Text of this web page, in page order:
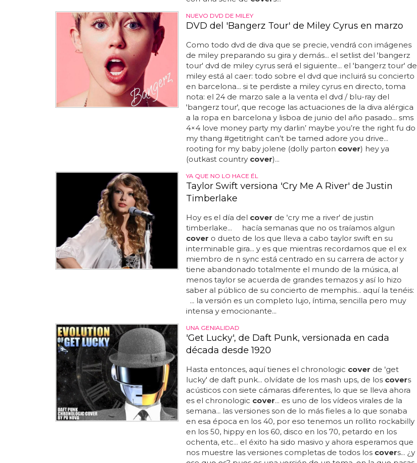
NUEVO DVD DE MILEY
DVD del 'Bangerz Tour' de Miley Cyrus en marzo
Como todo dvd de diva que se precie, vendrá con imágenes
de miley preparando su gira y demás... el setlist del 'bangerz
tour' dvd de miley cyrus será el siguiente... el 'bangerz tour' de
miley está al caer: todo sobre el dvd que incluirá su concierto
en barcelona... si te perdiste a miley cyrus en directo, toma
nota: el 24 de marzo sale a la venta el dvd / blu-ray del
'bangerz tour', que recoge las actuaciones de la diva alérgica
a la ropa en barcelona y lisboa de junio del año pasado... sms
4×4 love money party my darlin’ maybe you’re the right fu do
my thang #getitright can’t be tamed adore you drive...
rooting for my baby jolene (dolly parton cover) hey ya
(outkast country cover)...
YA QUE NO LO HACE ÉL
Taylor Swift versiona 'Cry Me A River' de Justin
Timberlake
Hoy es el día del cover de 'cry me a river' de justin
timberlake... hacía semanas que no os traíamos algun
cover o dueto de los que lleva a cabo taylor swift en su
interminable gira... y es que mientras recordamos que el ex
miembro de n sync está centrado en su carrera de actor y
tiene abandonado totalmente el mundo de la música, al
menos taylor se acuerda de grandes temazos y así lo hizo
saber al público de su concierto de memphis... aquí la tenéis:
... la versión es un completo lujo, íntima, sencilla pero muy
intensa y emocionante...
UNA GENIALIDAD
'Get Lucky', de Daft Punk, versionada en cada
década desde 1920
Hasta entonces, aquí tienes el chronologic cover de 'get
lucky' de daft punk... olvídate de los mash ups, de los covers
acústicos con siete cámaras diferentes, lo que se lleva ahora
es el chronologic cover... es uno de los vídeos virales de la
semana... las versiones son de lo más fieles a lo que sonaba
en esa época en los 40, por eso tenemos un rollito rockabilly
en los 50, hippy en los 60, disco en los 70, petardo en los
ochenta, etc... el éxito ha sido masivo y ahora esperamos que
nos muestre las versiones completas de todos los covers... ¿y